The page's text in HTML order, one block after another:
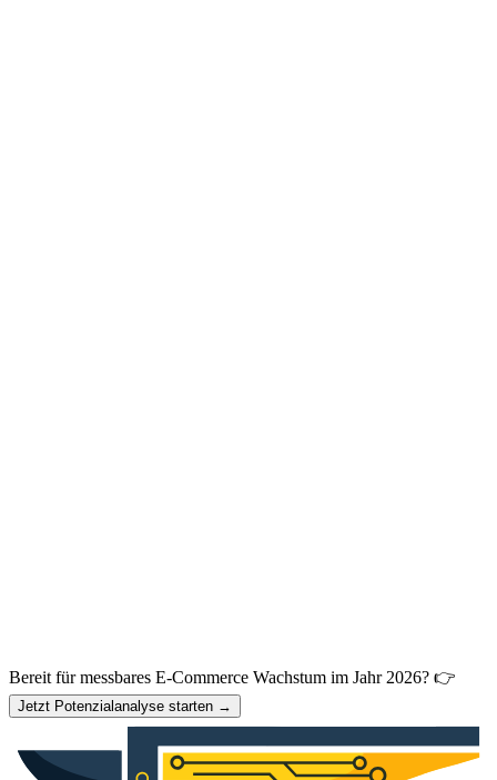
Bereit für messbares E-Commerce Wachstum im Jahr 2026? 👉
Jetzt Potenzialanalyse starten →